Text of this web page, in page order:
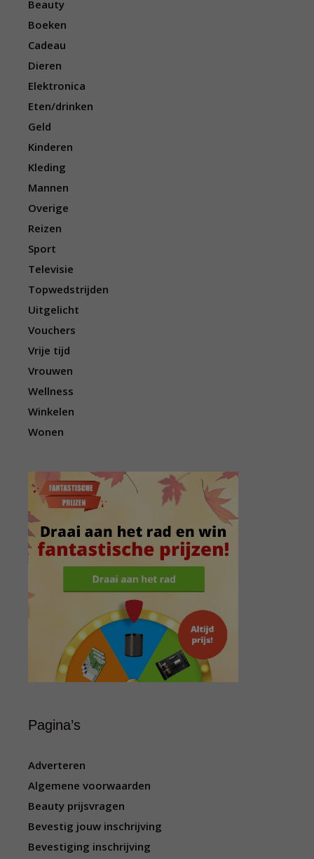
Beauty
Boeken
Cadeau
Dieren
Elektronica
Eten/drinken
Geld
Kinderen
Kleding
Mannen
Overige
Reizen
Sport
Televisie
Topwedstrijden
Uitgelicht
Vouchers
Vrije tijd
Vrouwen
Wellness
Winkelen
Wonen
Pagina’s
Adverteren
Algemene voorwaarden
Beauty prijsvragen
Bevestig jouw inschrijving
Bevestiging inschrijving